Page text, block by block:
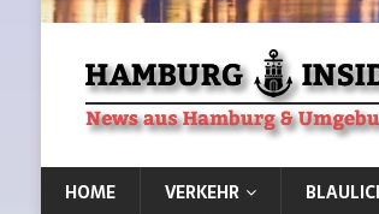
HOME VERKEHR